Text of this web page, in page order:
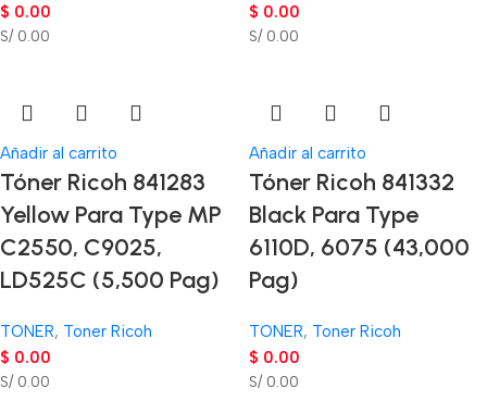
$ 0.00
S/ 0.00
$ 0.00
S/ 0.00
Añadir al carrito
Tóner Ricoh 841283
Yellow Para Type MP
C2550, C9025,
LD525C (5,500 Pag)
TONER, Toner Ricoh
$ 0.00
S/ 0.00
Añadir al carrito
Tóner Ricoh 841332
Black Para Type
6110D, 6075 (43,000
Pag)
TONER, Toner Ricoh
$ 0.00
S/ 0.00